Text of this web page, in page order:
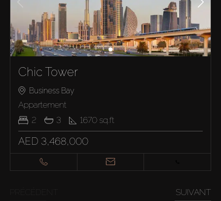
Chic Tower
Business Bay
Appartement
2
3 1670 sq.ft
AED 3,468,000
SUIVANT